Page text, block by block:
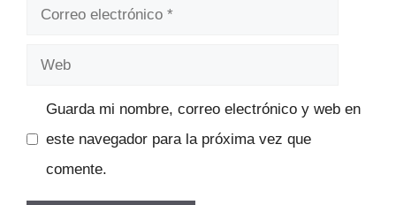
Correo
Web
Guarda mi nombre, correo electrónico y web en
este navegador para la próxima vez que
comente.